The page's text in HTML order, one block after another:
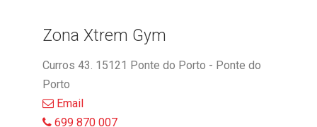
Zona Xtrem Gym
Curros 43. 15121 Ponte do Porto - Ponte do
Porto
Email
699 870 007